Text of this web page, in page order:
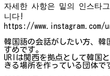
자세한 사항은 밑의 인스타
니다!
https://www.instagram.com/
韓国語の会話がしたい方、韓
すめです。
URIは関西を拠点として韓国
きる場所を作っている団体で